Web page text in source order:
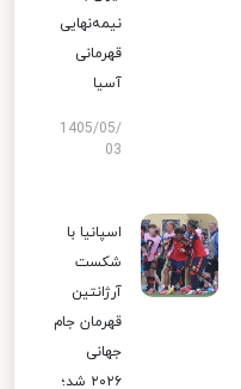
نیمه‌نهایی
قهرمانی
آسیا
1405/05/
03
اسپانیا با
شکست
آرژانتین
قهرمان جام
جهانی
۲۰۲۶ شد؛